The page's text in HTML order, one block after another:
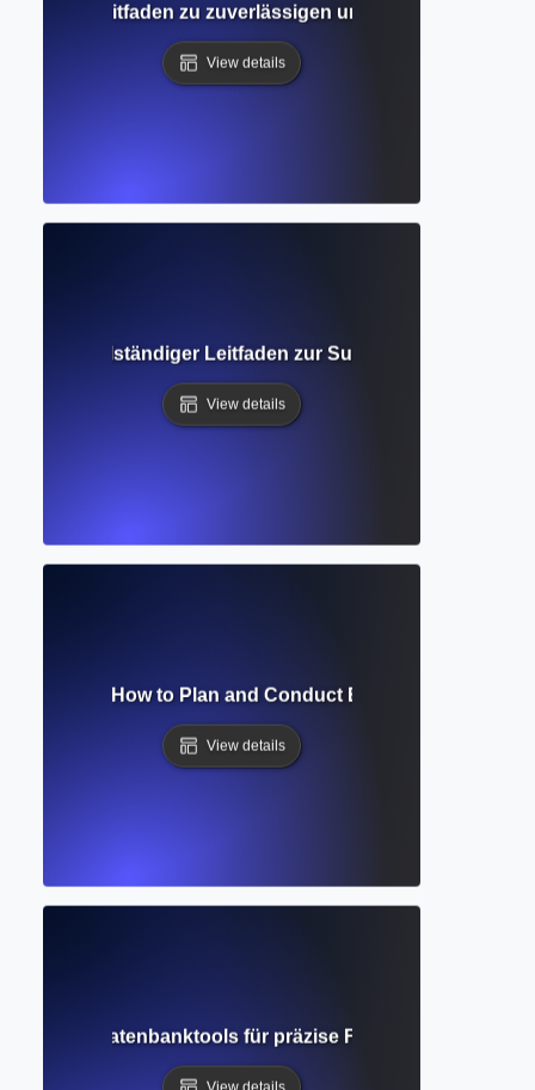
Leitfaden zu zuverlässigen und
View details
Vollständiger Leitfaden zur Suche nach
View details
Strategy? How to Plan and Conduct Efficient Database
View details
Suche? Datenbanktools für präzise